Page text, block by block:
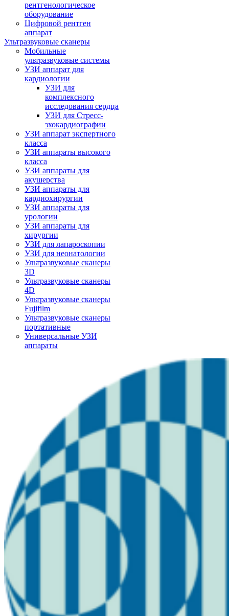
рентгенологическое
оборудование
Цифровой рентген
аппарат
Ультразвуковые сканеры
Мобильные
ультразвуковые системы
УЗИ аппарат для
кардиологии
УЗИ для
комплексного
исследования сердца
УЗИ для Стресс-
эхокардиографии
УЗИ аппарат экспертного
класса
УЗИ аппараты высокого
класса
УЗИ аппараты для
акушерства
УЗИ аппараты для
кардиохирургии
УЗИ аппараты для
урологии
УЗИ аппараты для
хирургии
УЗИ для лапароскопии
УЗИ для неонатологии
Ультразвуковые сканеры
3D
Ультразвуковые сканеры
4D
Ультразвуковые сканеры
Fujifilm
Ультразвуковые сканеры
портативные
Универсальные УЗИ
аппараты